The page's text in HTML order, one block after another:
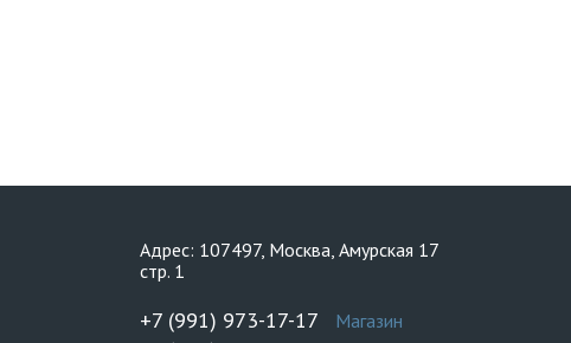
Адрес: 107497, Москва, Амурская 17
стр. 1
+7 (991) 973-17-17 Магазин